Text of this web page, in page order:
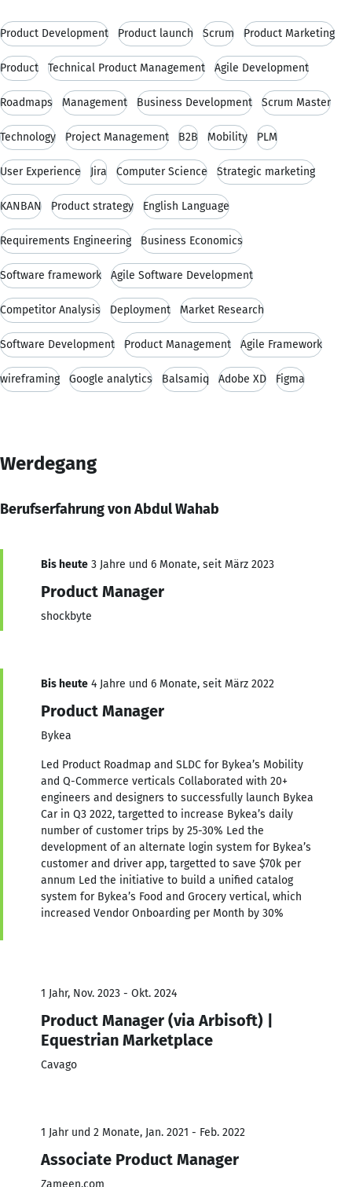
Product Development Product launch Scrum Product Marketing
Product Technical Product Management Agile Development
Roadmaps Management Business Development Scrum Master
Technology Project Management B2B Mobility PLM
User Experience Jira Computer Science Strategic marketing
KANBAN Product strategy English Language
Requirements Engineering Business Economics
Software framework Agile Software Development
Competitor Analysis Deployment Market Research
Software Development Product Management Agile Framework
wireframing Google analytics Balsamiq Adobe XD Figma
Werdegang
Berufserfahrung von Abdul Wahab
Bis heute 3 Jahre und 6 Monate, seit März 2023
Product Manager
shockbyte
Bis heute 4 Jahre und 6 Monate, seit März 2022
Product Manager
Bykea
Led Product Roadmap and SLDC for Bykea’s Mobility
and Q-Commerce verticals Collaborated with 20+
engineers and designers to successfully launch Bykea
Car in Q3 2022, targetted to increase Bykea’s daily
number of customer trips by 25-30% Led the
development of an alternate login system for Bykea’s
customer and driver app, targetted to save $70k per
annum Led the initiative to build a unified catalog
system for Bykea’s Food and Grocery vertical, which
increased Vendor Onboarding per Month by 30%
1 Jahr, Nov. 2023 - Okt. 2024
Product Manager (via Arbisoft) |
Equestrian Marketplace
Cavago
1 Jahr und 2 Monate, Jan. 2021 - Feb. 2022
Associate Product Manager
Zameen.com